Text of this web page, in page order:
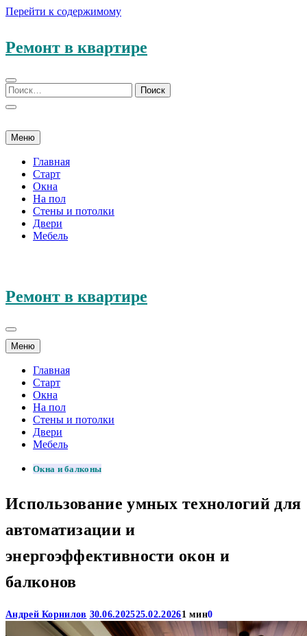
Перейти к содержимому
Ремонт в квартире
Меню
Главная
Старт
Окна
На пол
Стены и потолки
Двери
Мебель
Ремонт в квартире
Меню
Главная
Старт
Окна
На пол
Стены и потолки
Двери
Мебель
Окна и балконы
Использование умных технологий для
автоматизации и
энергоэффективности окон и
балконов
Андрей Корнилов 30.06.202525.02.20261 мин0